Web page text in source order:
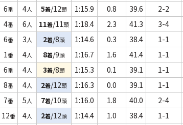
6番 4人 5着/12頭 1:15.9 0.8 39.6 2-2
4番 6人 11着/11頭 1:18.4 2.3 41.3 3-4
6番 3人 2着/8頭 1:14.6 0.3 38.4 1-1
1番 4人 8着/9頭 1:16.7 1.6 41.4 1-1
6番 4人 3着/8頭 1:15.3 0.1 39.1 1-1
8番 4人 2着/12頭 1:16.3 0.0 39.1 1-1
7番 5人 7着/10頭 1:16.0 1.8 40.0 2-4
12番 4人 2着/12頭 1:14.4 1.0 38.4 1-1